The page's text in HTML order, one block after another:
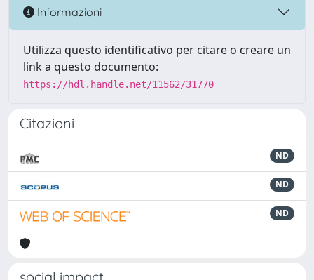
Informazioni
Utilizza questo identificativo per citare o creare un
link a questo documento:
https://hdl.handle.net/11562/31770
Citazioni
ND
ND
ND